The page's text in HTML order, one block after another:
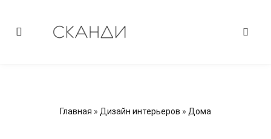
Главная » Дизайн интерьеров » Дома